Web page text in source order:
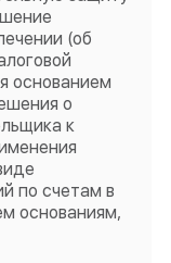
(об
основанием
о
к
по счетам в
основаниям,